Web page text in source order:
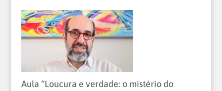
Aula “Loucura e verdade: o mistério do